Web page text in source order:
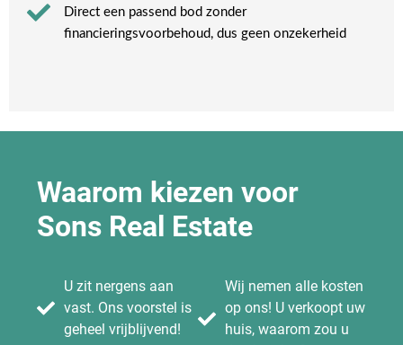
Direct een passend bod zonder
financieringsvoorbehoud, dus geen onzekerheid​
Waarom kiezen voor
Sons Real Estate
U zit nergens aan
vast. Ons voorstel is
geheel vrijblijvend!
Wij nemen alle kosten
op ons! U verkoopt uw
huis, waarom zou u